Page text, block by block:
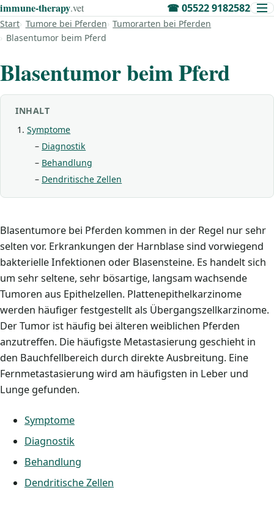
immune‑therapy.vet ☎05522 9182582
Start Tumore bei Pferden Tumorarten bei Pferden
Blasentumor beim Pferd
Blasentumor beim Pferd
INHALT
Symptome
Diagnostik
Behandlung
Dendritische Zellen
Blasentumore bei Pferden kommen in der Regel nur sehr
selten vor. Erkrankungen der Harnblase sind vorwiegend
bakterielle Infektionen oder Blasensteine. Es handelt sich
um sehr seltene, sehr bösartige, langsam wachsende
Tumoren aus Epithelzellen. Plattenepithelkarzinome
werden häufiger festgestellt als Übergangszellkarzinome.
Der Tumor ist häufig bei älteren weiblichen Pferden
anzutreffen. Die häufigste Metastasierung geschieht in
den Bauchfellbereich durch direkte Ausbreitung. Eine
Fernmetastasierung wird am häufigsten in Leber und
Lunge gefunden.
Symptome
Diagnostik
Behandlung
Dendritische Zellen